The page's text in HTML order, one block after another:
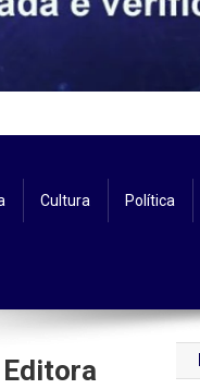
Cultura Política